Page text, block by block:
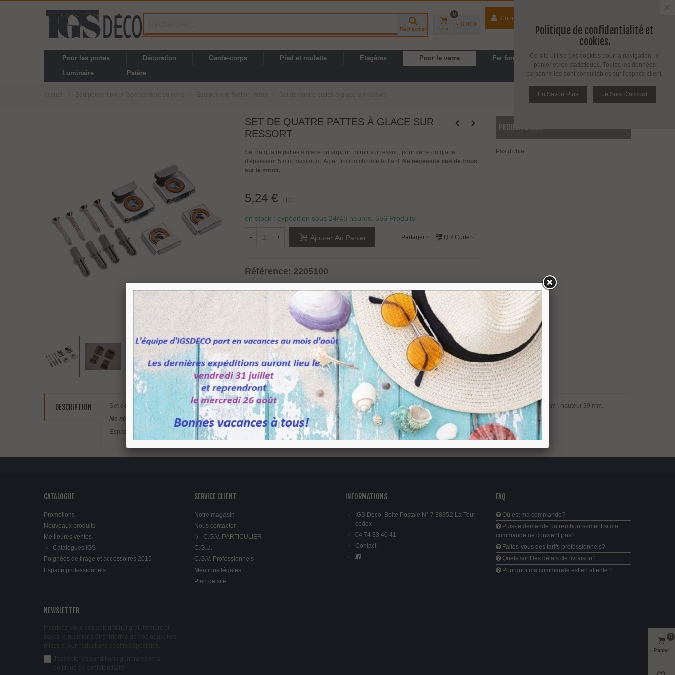
Rechercher Panier
0
- 0,00 €
Connecter
Espace PRO / Avantages PRO
Pour les portes Décoration Garde-corps Pied et roulette Étagères Pour le verre Fer forgé
Cuisine, SDB
Luminaire
Patère
SET DE QUATRE PATTES À GLACE SUR
RESSORT
Set de quatre pattes à glace ou support miroir sur ressort, pour verre ou glace
d'épaisseur 5 mm maximum. Acier finition chromé brillant. Ne nécessite pas de trous
sur le miroir.
5,24 € TTC
en stock : expédition sous 24/48 heures. 556 Produits
- + Ajouter Au Panier Partager QR Code
Référence: 2205100
PRODUITS LIÉS
Pas d'objet
DESCRIPTION
Set de quatre pattes à glace ou support miroir sur ressort, pour verre ou glace d'épaisseur 5 mm maximum. Acier finition chromé brillant. Dimensions : largeur 22 mm , hauteur 30 mm.
Ne nécessite pas de trous sur le miroir.
Espace disponible du mur au dos du miroir : 6.5 mm. Livré avec 4 vis Ø 4 x 30 et chevilles pour la fixation contre le mur.
CATALOGUE
Promotions
Nouveaux produits
Meilleures ventes
Catalogues IGS
Poignées de tirage et accessoires 2015
Espace professionnels
SERVICE CLIENT
Notre magasin
Nous contacter
C.G.V. PARTICULIER
C.G.U.
C.G.V. Professionnels
Mentions légales
Plan de site
INFORMATIONS
IGS Déco, Boite Postale N° 7 38352 La Tour
cedex
04 74 33 40 41
Contact
FAQ
Où est ma commande?
Puis-je demande un remboursement si ma
commande ne convient pas?
Faites-vous des tarifs professionnels?
Quels sont les délais de livraison?
Pourquoi ma commande est en attente ?
NEWSLETTER
Inscrivez-vous dès aujourd’hui gratuitement et
soyez le premier à être informé de nos nouvelles
mises à jour, réductions et offres spéciales.
J'accepte les conditions générales et la
politique de confidentialité
Panier
0
Politique de confidentialité et
cookies.
Ce site utilise des cookies pour la navigation, le
panier et les statistiques. Toutes les données
personnelles sont consultables sur l'espace client.
En Savoir Plus Je Suis D'accord